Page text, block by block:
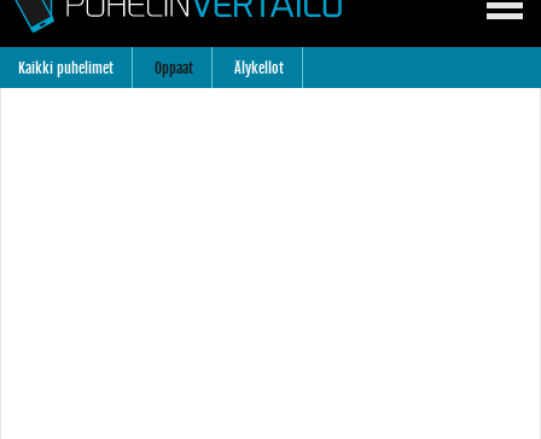
Kaikki puhelimet Oppaat Älykellot